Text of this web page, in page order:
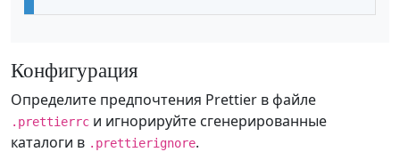
Конфигурация
Определите предпочтения Prettier в файле
.prettierrc и игнорируйте сгенерированные
каталоги в .prettierignore.